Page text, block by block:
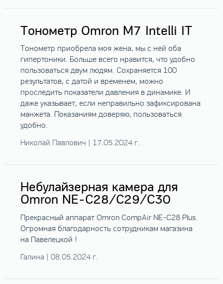
Тонометр Omron M7 Intelli IT
Тонометр приобрела моя жена, мы с ней оба
гипертоники. Больше всего нравится, что удобно
пользоваться двум людям. Сохраняется 100
результатов, с датой и временем, можно
проследить показатели давления в динамике. И
даже указывает, если неправильно зафиксирована
манжета. Показаниям доверяю, пользоваться
удобно.
Николай Павлович | 17.05.2024 г.
Небулайзерная камера для
Omron NE-C28/C29/C30
Прекрасный аппарат Omron CompAir NE-C28 Plus.
Огромная благодарность сотрудникам магазина
на Павелецкой !
Галина | 08.05.2024 г.